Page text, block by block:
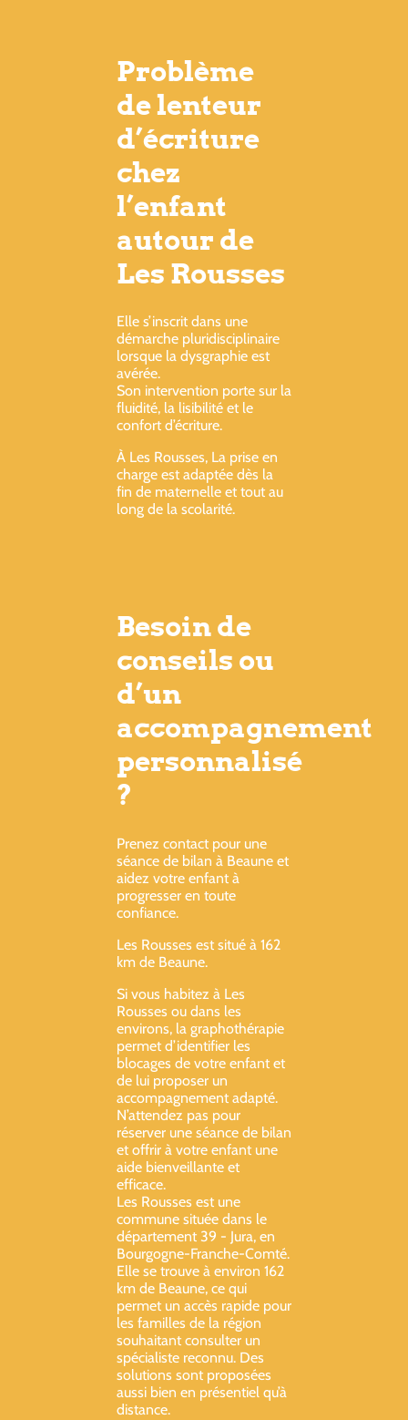
Problème
de lenteur
d’écriture
chez
l’enfant
autour de
Les Rousses
Elle s’inscrit dans une
démarche pluridisciplinaire
lorsque la dysgraphie est
avérée.
Son intervention porte sur la
fluidité, la lisibilité et le
confort d’écriture.
À Les Rousses, La prise en
charge est adaptée dès la
fin de maternelle et tout au
long de la scolarité.
Besoin de
conseils ou
d’un
accompagnement
personnalisé
?
Prenez contact pour une
séance de bilan à Beaune et
aidez votre enfant à
progresser en toute
confiance.
Les Rousses est situé à 162
km de Beaune.
Si vous habitez à Les
Rousses ou dans les
environs, la graphothérapie
permet d’identifier les
blocages de votre enfant et
de lui proposer un
accompagnement adapté.
N’attendez pas pour
réserver une séance de bilan
et offrir à votre enfant une
aide bienveillante et
efficace.
Les Rousses est une
commune située dans le
département 39 - Jura, en
Bourgogne-Franche-Comté.
Elle se trouve à environ 162
km de Beaune, ce qui
permet un accès rapide pour
les familles de la région
souhaitant consulter un
spécialiste reconnu. Des
solutions sont proposées
aussi bien en présentiel qu’à
distance.